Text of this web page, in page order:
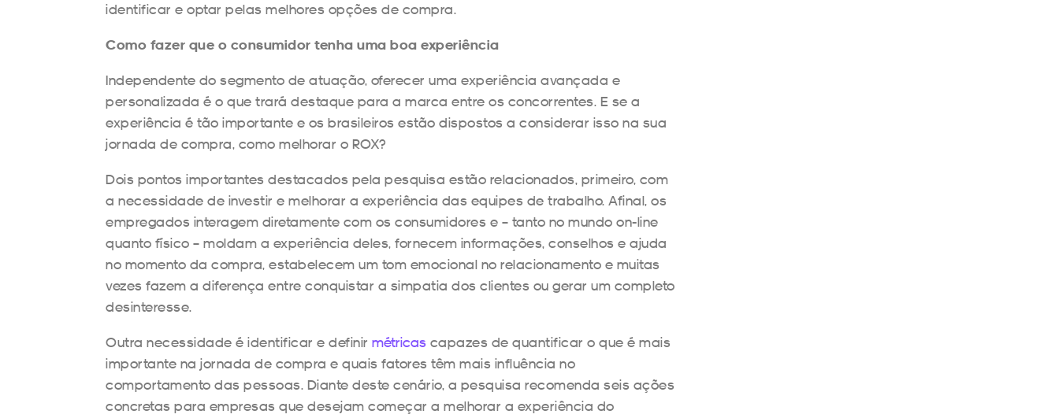
identificar e optar pelas melhores opções de compra.
Como fazer que o consumidor tenha uma boa experiência
Independente do segmento de atuação, oferecer uma experiência avançada e
personalizada é o que trará destaque para a marca entre os concorrentes. E se a
experiência é tão importante e os brasileiros estão dispostos a considerar isso na sua
jornada de compra, como melhorar o ROX?
Dois pontos importantes destacados pela pesquisa estão relacionados, primeiro, com
a necessidade de investir e melhorar a experiência das equipes de trabalho. Afinal, os
empregados interagem diretamente com os consumidores e – tanto no mundo on-line
quanto físico – moldam a experiência deles, fornecem informações, conselhos e ajuda
no momento da compra, estabelecem um tom emocional no relacionamento e muitas
vezes fazem a diferença entre conquistar a simpatia dos clientes ou gerar um completo
desinteresse.
Outra necessidade é identificar e definirmétricas capazes de quantificar o que é mais
importante na jornada de compra e quais fatores têm mais influência no
comportamento das pessoas. Diante deste cenário, a pesquisa recomenda seis ações
concretas para empresas que desejam começar a melhorar a experiência do